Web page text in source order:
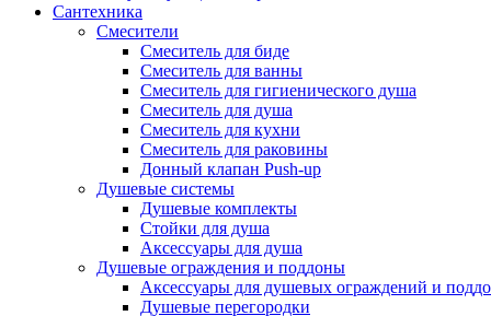
Сантехника
Смесители
Смеситель для биде
Смеситель для ванны
Смеситель для гигиенического душа
Смеситель для душа
Смеситель для кухни
Смеситель для раковины
Донный клапан Push-up
Душевые системы
Душевые комплекты
Стойки для душа
Аксессуары для душа
Душевые ограждения и поддоны
Аксессуары для душевых ограждений и
Душевые перегородки